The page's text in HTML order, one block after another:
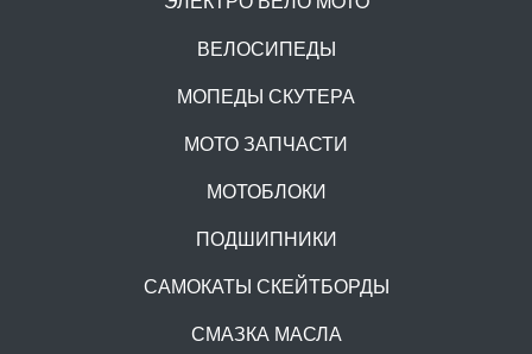
ВЕЛОСИПЕДЫ
МОПЕДЫ СКУТЕРА
МОТО ЗАПЧАСТИ
МОТОБЛОКИ
ПОДШИПНИКИ
САМОКАТЫ СКЕЙТБОРДЫ
СМАЗКА МАСЛА